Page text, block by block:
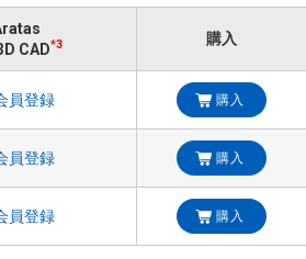
CAD*3 購入
員登録 購入
員登録 購入
員登録 購入